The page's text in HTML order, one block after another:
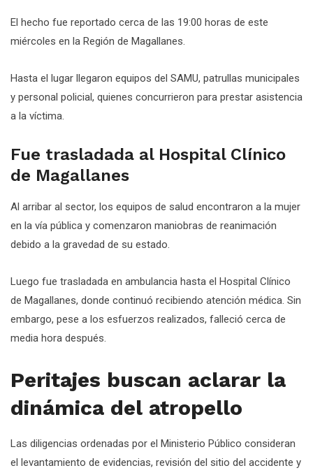
El hecho fue reportado cerca de las 19:00 horas de este
miércoles en la Región de Magallanes.
Hasta el lugar llegaron equipos del SAMU, patrullas municipales
y personal policial, quienes concurrieron para prestar asistencia
a la víctima.
Fue trasladada al Hospital Clínico
de Magallanes
Al arribar al sector, los equipos de salud encontraron a la mujer
en la vía pública y comenzaron maniobras de reanimación
debido a la gravedad de su estado.
Luego fue trasladada en ambulancia hasta el Hospital Clínico
de Magallanes, donde continuó recibiendo atención médica. Sin
embargo, pese a los esfuerzos realizados, falleció cerca de
media hora después.
Peritajes buscan aclarar la
dinámica del atropello
Las diligencias ordenadas por el Ministerio Público consideran
el levantamiento de evidencias, revisión del sitio del accidente y